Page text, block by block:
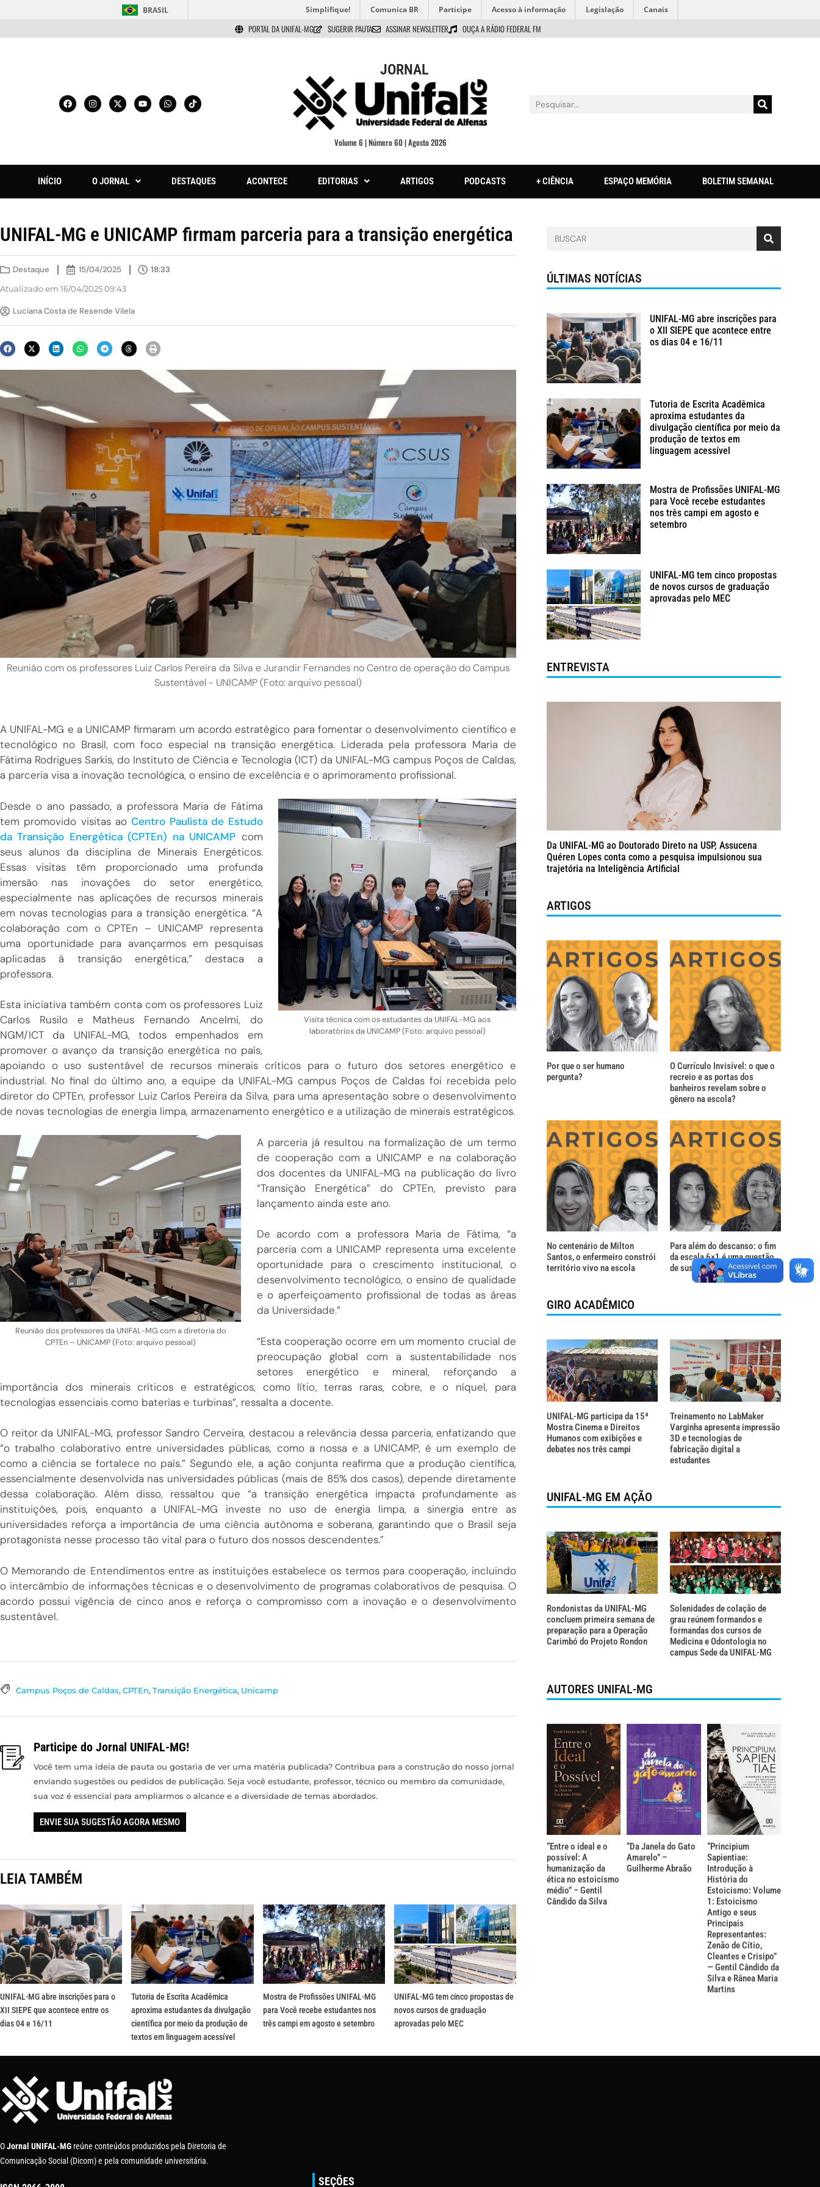
BRASIL Simplifique! Comunica BR Participe Acesso à informação Legislação Canais
PORTAL DA UNIFAL-MG SUGERIR PAUTA ASSINAR NEWSLETTER OUÇA A RÁDIO FEDERAL FM
JORNAL
Volume 6 | Número 60 | Agosto 2026
INÍCIO O JORNAL DESTAQUES ACONTECE EDITORIAS ARTIGOS PODCASTS + CIÊNCIA ESPAÇO MEMÓRIA BOLETIM SEMANAL
UNIFAL-MG e UNICAMP firmam parceria para a transição energética
Destaque 15/04/2025 18:33
Atualizado em 16/04/2025 09:43
Luciana Costa de Resende Vilela
Reunião com os professores Luiz Carlos Pereira da Silva e Jurandir Fernandes no Centro de operação do Campus
Sustentável - UNICAMP (Foto: arquivo pessoal)
A UNIFAL-MG e a UNICAMP firmaram um acordo estratégico para fomentar o desenvolvimento científico e
tecnológico no Brasil, com foco especial na transição energética. Liderada pela professora Maria de
Fátima Rodrigues Sarkis, do Instituto de Ciência e Tecnologia (ICT) da UNIFAL-MG campus Poços de Caldas,
a parceria visa a inovação tecnológica, o ensino de excelência e o aprimoramento profissional.
Visita técnica com os estudantes da UNIFAL-MG aos
laboratórios da UNICAMP (Foto: arquivo pessoal)
Desde o ano passado, a professora Maria de Fátima
tem promovido visitas aoCentro Paulista de Estudo
da Transição Energética (CPTEn) na UNICAMP com
seus alunos da disciplina de Minerais Energéticos.
Essas visitas têm proporcionado uma profunda
imersão nas inovações do setor energético,
especialmente nas aplicações de recursos minerais
em novas tecnologias para a transição energética. “A
colaboração com o CPTEn – UNICAMP representa
uma oportunidade para avançarmos em pesquisas
aplicadas à transição energética,” destaca a
professora.
Esta iniciativa também conta com os professores Luiz
Carlos Rusilo e Matheus Fernando Ancelmi, do
NGM/ICT da UNIFAL-MG, todos empenhados em
promover o avanço da transição energética no país,
apoiando o uso sustentável de recursos minerais críticos para o futuro dos setores energético e
industrial. No final do último ano, a equipe da UNIFAL-MG campus Poços de Caldas foi recebida pelo
diretor do CPTEn, professor Luiz Carlos Pereira da Silva, para uma apresentação sobre o desenvolvimento
de novas tecnologias de energia limpa, armazenamento energético e a utilização de minerais estratégicos.
Reunião dos professores da UNIFAL-MG com a diretoria do
CPTEn – UNICAMP (Foto: arquivo pessoal)
A parceria já resultou na formalização de um termo
de cooperação com a UNICAMP e na colaboração
dos docentes da UNIFAL-MG na publicação do livro
“Transição Energética” do CPTEn, previsto para
lançamento ainda este ano.
De acordo com a professora Maria de Fátima, “a
parceria com a UNICAMP representa uma excelente
oportunidade para o crescimento institucional, o
desenvolvimento tecnológico, o ensino de qualidade
e o aperfeiçoamento profissional de todas as áreas
da Universidade.”
“Esta cooperação ocorre em um momento crucial de
preocupação global com a sustentabilidade nos
setores energético e mineral, reforçando a
importância dos minerais críticos e estratégicos, como lítio, terras raras, cobre, e o níquel, para
tecnologias essenciais como baterias e turbinas”, ressalta a docente.
O reitor da UNIFAL-MG, professor Sandro Cerveira, destacou a relevância dessa parceria, enfatizando que
“o trabalho colaborativo entre universidades públicas, como a nossa e a UNICAMP, é um exemplo de
como a ciência se fortalece no país.” Segundo ele, a ação conjunta reafirma que a produção científica,
essencialmente desenvolvida nas universidades públicas (mais de 85% dos casos), depende diretamente
dessa colaboração. Além disso, ressaltou que “a transição energética impacta profundamente as
instituições, pois, enquanto a UNIFAL-MG investe no uso de energia limpa, a sinergia entre as
universidades reforça a importância de uma ciência autônoma e soberana, garantindo que o Brasil seja
protagonista nesse processo tão vital para o futuro dos nossos descendentes.”
O Memorando de Entendimentos entre as instituições estabelece os termos para cooperação, incluindo
o intercâmbio de informações técnicas e o desenvolvimento de programas colaborativos de pesquisa. O
acordo possui vigência de cinco anos e reforça o compromisso com a inovação e o desenvolvimento
sustentável.
Campus Poços de Caldas, CPTEn, Transição Energética, Unicamp
Participe do Jornal UNIFAL-MG!
Você tem uma ideia de pauta ou gostaria de ver uma matéria publicada? Contribua para a construção do nosso jornal
enviando sugestões ou pedidos de publicação. Seja você estudante, professor, técnico ou membro da comunidade,
sua voz é essencial para ampliarmos o alcance e a diversidade de temas abordados.
ENVIE SUA SUGESTÃO AGORA MESMO
LEIA TAMBÉM
UNIFAL-MG abre inscrições para o
XII SIEPE que acontece entre os
dias 04 e 16/11
Tutoria de Escrita Acadêmica
aproxima estudantes da divulgação
científica por meio da produção de
textos em linguagem acessível
Mostra de Profissões UNIFAL-MG
para Você recebe estudantes nos
três campi em agosto e setembro
UNIFAL-MG tem cinco propostas de
novos cursos de graduação
aprovadas pelo MEC
ÚLTIMAS NOTÍCIAS
UNIFAL-MG abre inscrições para
o XII SIEPE que acontece entre
os dias 04 e 16/11
Tutoria de Escrita Acadêmica
aproxima estudantes da
divulgação científica por meio da
produção de textos em
linguagem acessível
Mostra de Profissões UNIFAL-MG
para Você recebe estudantes
nos três campi em agosto e
setembro
UNIFAL-MG tem cinco propostas
de novos cursos de graduação
aprovadas pelo MEC
ENTREVISTA
Da UNIFAL-MG ao Doutorado Direto na USP, Assucena
Quéren Lopes conta como a pesquisa impulsionou sua
trajetória na Inteligência Artificial
ARTIGOS
Por que o ser humano
pergunta?
O Currículo Invisível: o que o
recreio e as portas dos
banheiros revelam sobre o
gênero na escola?
No centenário de Milton
Santos, o enfermeiro constrói
território vivo na escola
Para além do descanso: o fim
da escala 6×1 é uma questão
de sustentação da vida
GIRO ACADÊMICO
UNIFAL-MG participa da 15ª
Mostra Cinema e Direitos
Humanos com exibições e
debates nos três campi
Treinamento no LabMaker
Varginha apresenta impressão
3D e tecnologias de
fabricação digital a
estudantes
UNIFAL-MG EM AÇÃO
Rondonistas da UNIFAL-MG
concluem primeira semana de
preparação para a Operação
Carimbó do Projeto Rondon
Solenidades de colação de
grau reúnem formandos e
formandas dos cursos de
Medicina e Odontologia no
campus Sede da UNIFAL-MG
AUTORES UNIFAL-MG
“Entre o ideal e o
possível: A
humanização da
ética no estoicismo
médio” – Gentil
Cândido da Silva
“Da Janela do Gato
Amarelo” –
Guilherme Abraão
“Principium
Sapientiae:
Introdução à
História do
Estoicismo: Volume
1: Estoicismo
Antigo e seus
Principais
Representantes:
Zenão de Cítio,
Cleantes e Crisipo”
— Gentil Cândido da
Silva e Rânea Maria
Martins
OJornal UNIFAL-MG reúne conteúdos produzidos pela Diretoria de
Comunicação Social (Dicom) e pela comunidade universitária.
SEÇÕES